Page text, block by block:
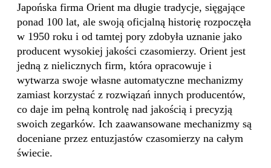
Japońska firma Orient ma długie tradycje, sięgające
ponad 100 lat, ale swoją oficjalną historię rozpoczęła
w 1950 roku i od tamtej pory zdobyła uznanie jako
producent wysokiej jakości czasomierzy. Orient jest
jedną z nielicznych firm, która opracowuje i
wytwarza swoje własne automatyczne mechanizmy
zamiast korzystać z rozwiązań innych producentów,
co daje im pełną kontrolę nad jakością i precyzją
swoich zegarków. Ich zaawansowane mechanizmy są
doceniane przez entuzjastów czasomierzy na całym
świecie.